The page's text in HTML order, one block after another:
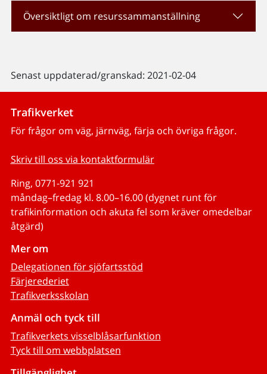
Översiktligt om resurssammanställning
Senast uppdaterad/granskad: 2021-02-04
Trafikverket
För frågor om väg, järnväg, färja och övriga frågor.
Skriv till oss via kontaktformulär
Ring, 0771-921 921
måndag–fredag kl. 8.00–16.00 (dygnet runt för
trafikinformation och akuta fel som kräver omedelbar
åtgärd)
Mer om
Delegationen för sjöfartsstöd
Färjerederiet
Trafikverksskolan
Anmäl och tyck till
Trafikverkets visselblåsarfunktion
Tyck till om webbplatsen